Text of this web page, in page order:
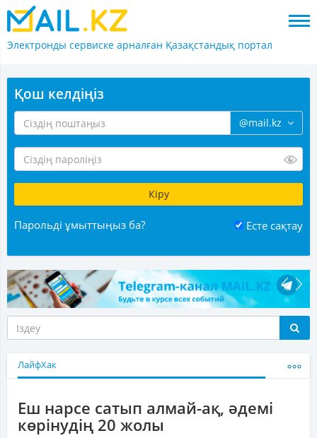
Электронды сервиске арналған Қазақстандық портал
Қош келдіңіз
@mail.kz
Парольді ұмыттыңыз ба? Есте сақтау
ЛайфХак
Еш нарсе сатып алмай-ақ, әдемі
көрінудің 20 жолы